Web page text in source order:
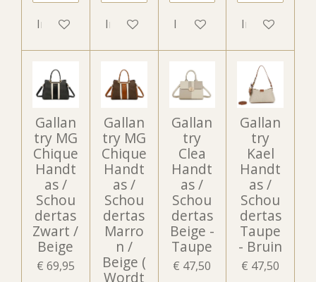
In winkelwagenIn winkelwagenIn winkelwagenIn
Gallan
try MG
Chique
Handt
as /
Schou
dertas
Zwart /
Beige
€ 69,95
Gallan
try MG
Chique
Handt
as /
Schou
dertas
Marro
n /
Beige (
Wordt
Gallan
try
Clea
Handt
as /
Schou
dertas
Beige -
Taupe
€ 47,50
Gallan
try
Kael
Handt
as /
Schou
dertas
Taupe
- Bruin
€ 47,50